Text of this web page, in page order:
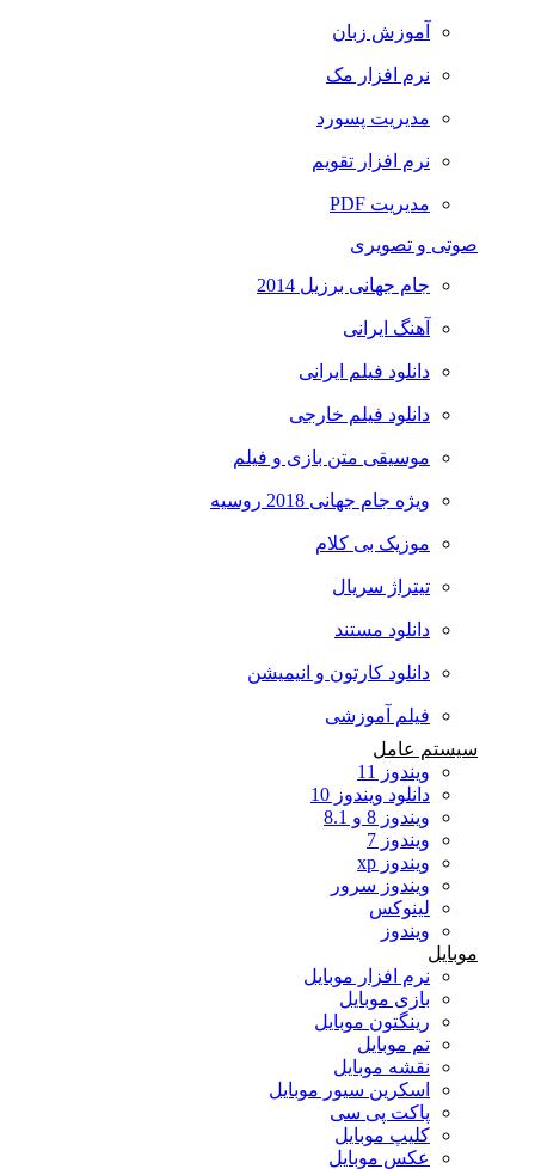
آموزش زبان
نرم افزار مک
مدیریت پسورد
نرم افزار تقویم
مدیریت PDF
صوتی و تصویری
جام جهانی برزیل 2014
آهنگ ایرانی
دانلود فیلم ایرانی
دانلود فیلم خارجی
موسیقی متن بازی و فیلم
ویژه جام جهانی 2018 روسیه
موزیک بی کلام
تیتراژ سریال
دانلود مستند
دانلود کارتون و انیمیشن
فیلم آموزشی
سیستم عامل
ویندوز 11
دانلود ویندوز 10
ویندوز 8 و 8.1
ویندوز 7
ویندوز xp
ویندوز سرور
لینوکس
ویندوز
موبایل
نرم افزار موبایل
بازی موبایل
رینگتون موبایل
تم موبایل
نقشه موبایل
اسکرین سیور موبایل
پاکت پی سی
کلیپ موبایل
عکس موبایل